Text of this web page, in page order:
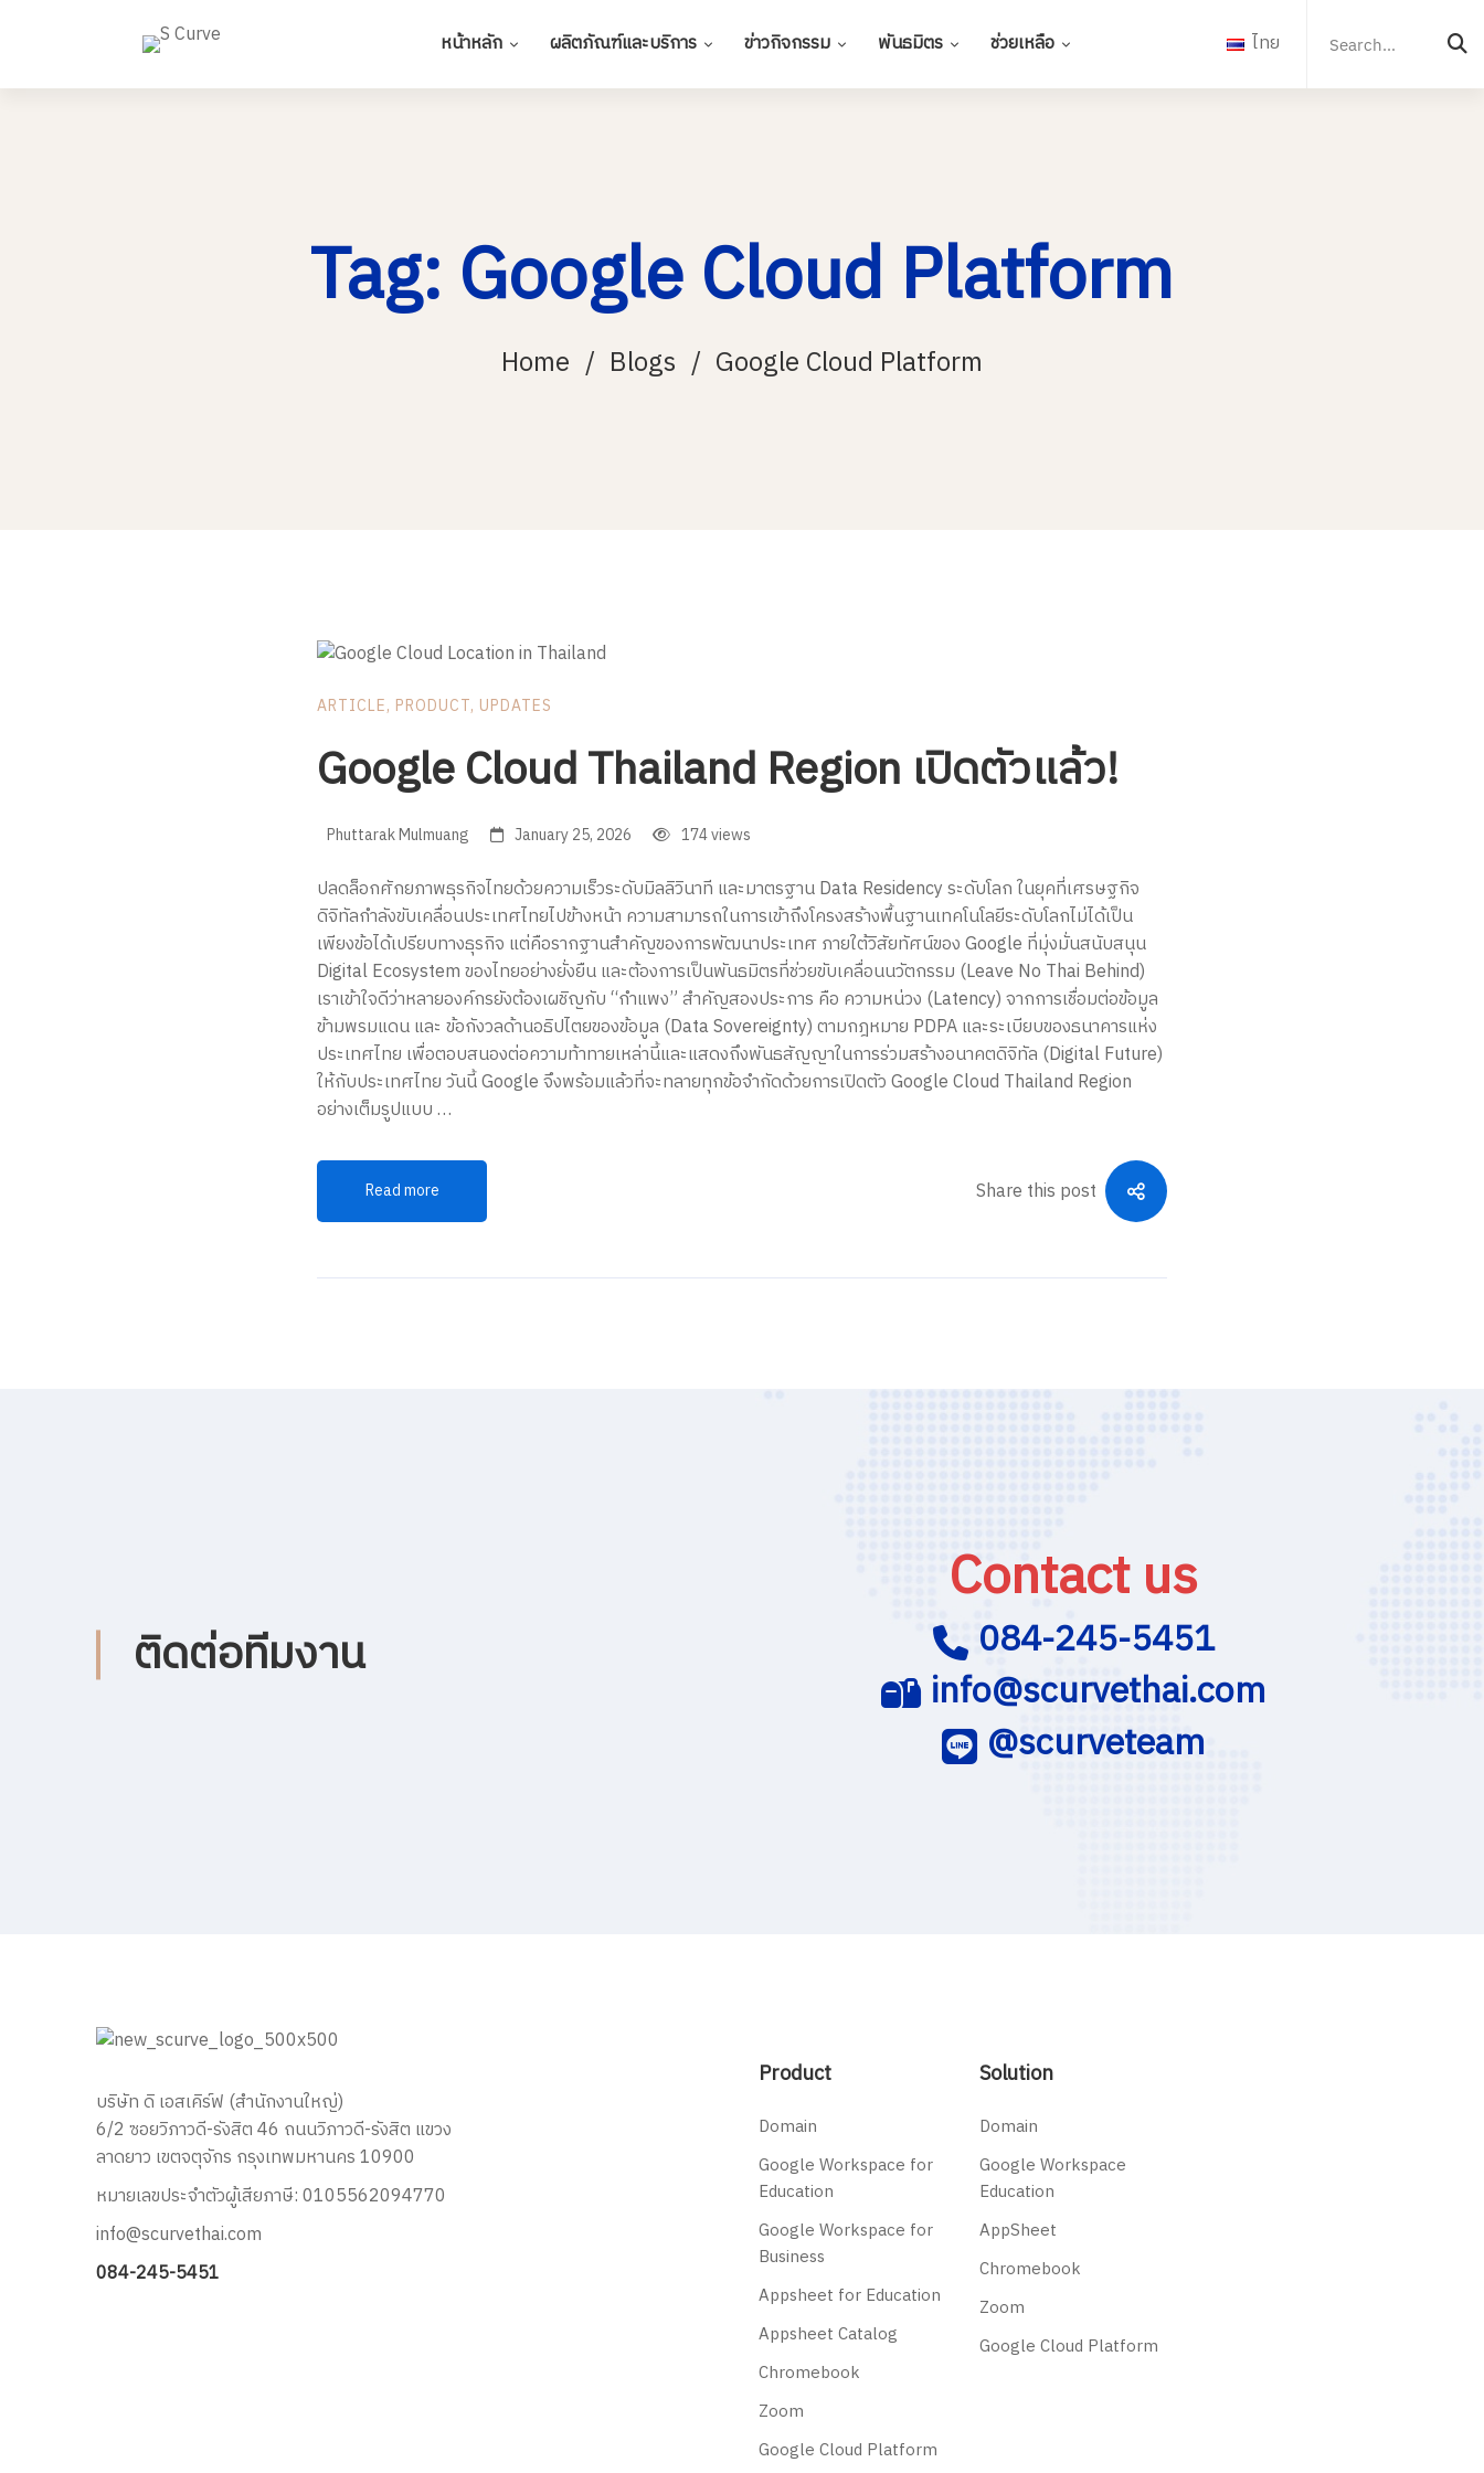
หน้าหลัก ผลิตภัณฑ์และบริการ ข่าวกิจกรรม พันธมิตร ช่วยเหลือ ไทย
for:
Tag: Google Cloud Platform
Home Blogs Google Cloud Platform
ARTICLE, PRODUCT, UPDATES
Google Cloud Thailand Region เปิดตัวแล้ว!
Phuttarak Mulmuang January 25, 2026 174 views
ปลดล็อกศักยภาพธุรกิจไทยด้วยความเร็วระดับมิลลิวินาที และมาตรฐาน Data Residency ระดับโลก ในยุคที่เศรษฐกิจ
ดิจิทัลกำลังขับเคลื่อนประเทศไทยไปข้างหน้า ความสามารถในการเข้าถึงโครงสร้างพื้นฐานเทคโนโลยีระดับโลกไม่ได้เป็น
เพียงข้อได้เปรียบทางธุรกิจ แต่คือรากฐานสำคัญของการพัฒนาประเทศ ภายใต้วิสัยทัศน์ของ Google ที่มุ่งมั่นสนับสนุน
Digital Ecosystem ของไทยอย่างยั่งยืน และต้องการเป็นพันธมิตรที่ช่วยขับเคลื่อนนวัตกรรม (Leave No Thai Behind)
เราเข้าใจดีว่าหลายองค์กรยังต้องเผชิญกับ “กำแพง” สำคัญสองประการ คือ ความหน่วง (Latency) จากการเชื่อมต่อข้อมูล
ข้ามพรมแดน และ ข้อกังวลด้านอธิปไตยของข้อมูล (Data Sovereignty) ตามกฎหมาย PDPA และระเบียบของธนาคารแห่ง
ประเทศไทย เพื่อตอบสนองต่อความท้าทายเหล่านี้และแสดงถึงพันธสัญญาในการร่วมสร้างอนาคตดิจิทัล (Digital Future)
ให้กับประเทศไทย วันนี้ Google จึงพร้อมแล้วที่จะทลายทุกข้อจำกัดด้วยการเปิดตัว Google Cloud Thailand Region
อย่างเต็มรูปแบบ …
Read more Share this post
ติดต่อทีมงาน
Contact us
084-245-5451
info@scurvethai.com
@scurveteam
บริษัท ดิ เอสเคิร์ฟ (สำนักงานใหญ่)
6/2 ซอยวิภาวดี-รังสิต 46 ถนนวิภาวดี-รังสิต แขวง
ลาดยาว เขตจตุจักร กรุงเทพมหานคร 10900
หมายเลขประจำตัวผู้เสียภาษี: 0105562094770
info@scurvethai.com
084-245-5451
Product
Domain
Google Workspace for
Education
Google Workspace for
Business
Appsheet for Education
Appsheet Catalog
Chromebook
Zoom
Google Cloud Platform
Solution
Domain
Google Workspace
Education
AppSheet
Chromebook
Zoom
Google Cloud Platform